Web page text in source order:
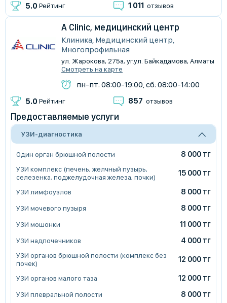
5.0 Рейтинг 1 011 отзывов
A Clinic, медицинский центр
Клиника, Медицинский центр,
Многопрофильная
ул. Жарокова, 275а, уг.ул. Байкадамова, Алматы
Смотреть на карте
пн-пт: 08:00-19:00, сб: 08:00-14:00
5.0 Рейтинг 857 отзывов
Предоставляемые услуги
УЗИ-диагностика
Один орган брюшной полости 8 000 тг
УЗИ комплекс (печень, желчный пузырь,
селезенка, поджелудочная железа, почки)
15 000 тг
УЗИ лимфоузлов 8 000 тг
УЗИ мочевого пузыря 8 000 тг
УЗИ мошонки 11 000 тг
УЗИ надпочечников 4 000 тг
УЗИ органов брюшной полости (комплекс без
почек)
12 000 тг
УЗИ органов малого таза 12 000 тг
УЗИ плевральной полости 8 000 тг